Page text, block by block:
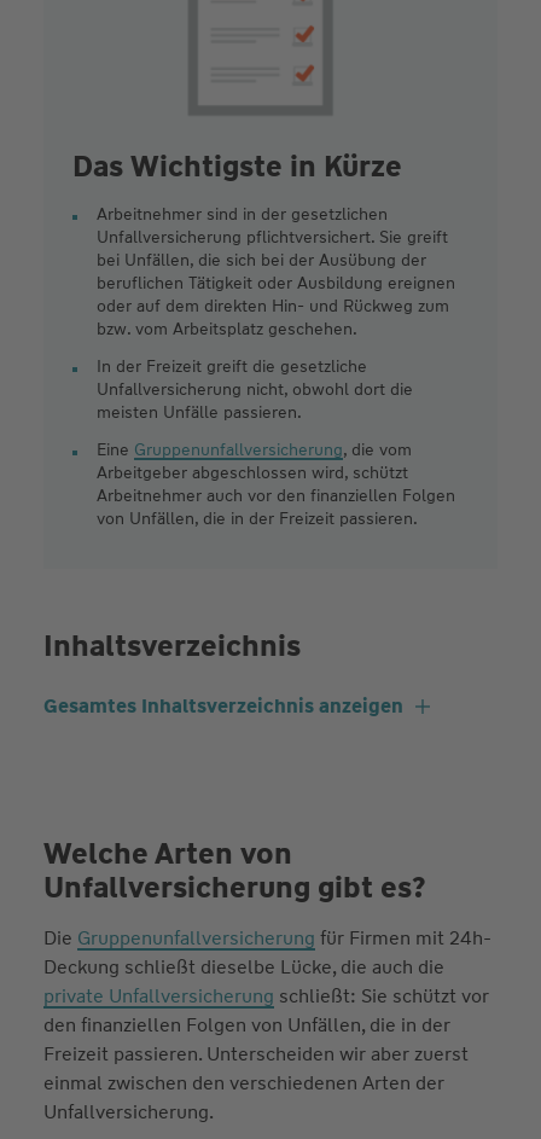
Das Wichtigste in Kürze
Arbeitnehmer sind in der gesetzlichen
Unfallversicherung pflichtversichert. Sie greift
bei Unfällen, die sich bei der Ausübung der
beruflichen Tätigkeit oder Ausbildung ereignen
oder auf dem direkten Hin- und Rückweg zum
bzw. vom Arbeitsplatz geschehen.
In der Freizeit greift die gesetzliche
Unfallversicherung nicht, obwohl dort die
meisten Unfälle passieren.
Eine Gruppenunfallversicherung, die vom
Arbeitgeber abgeschlossen wird, schützt
Arbeitnehmer auch vor den finanziellen Folgen
von Unfällen, die in der Freizeit passieren.
Inhaltsverzeichnis
Gesamtes Inhaltsverzeichnis anzeigen
Welche Arten von
Unfallversicherung gibt es?
Die Gruppenunfallversicherung für Firmen mit 24h-
Deckung schließt dieselbe Lücke, die auch die
private Unfallversicherung schließt: Sie schützt vor
den finanziellen Folgen von Unfällen, die in der
Freizeit passieren. Unterscheiden wir aber zuerst
einmal zwischen den verschiedenen Arten der
Unfallversicherung.